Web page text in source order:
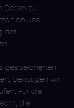
Daten zu
an uns
der
gespeicherten
benötigen wir
Für die
die